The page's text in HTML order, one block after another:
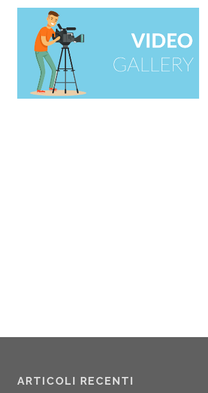
ARTICOLI RECENTI